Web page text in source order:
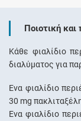
Ποιοτική
Κάθε φιαλίδιο
διαλύματος για
Ένα φιαλίδιο
30 mg
Ένα φιαλίδιο